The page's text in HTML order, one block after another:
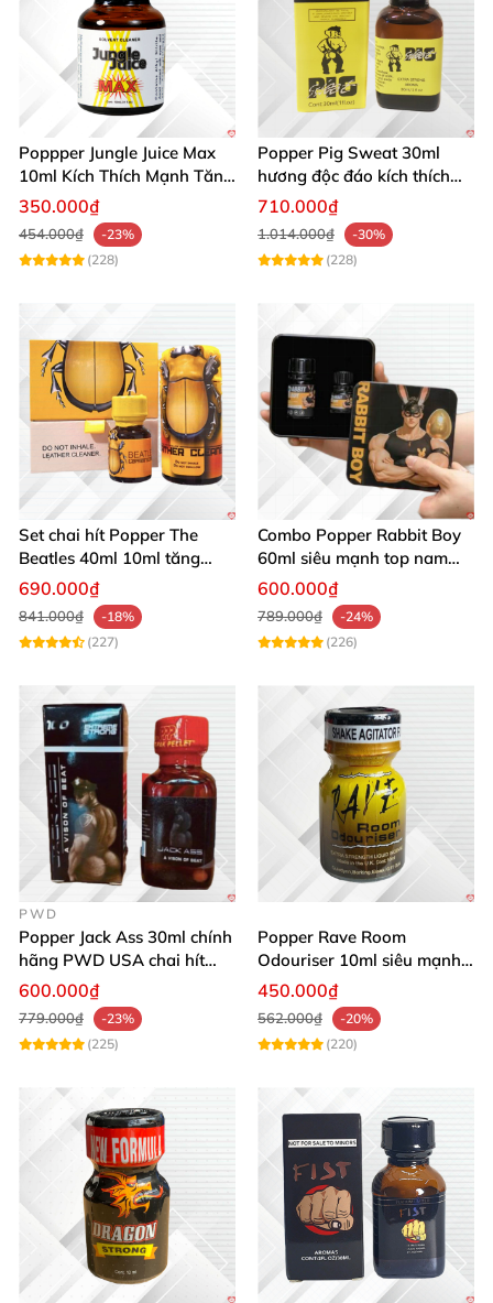
Poppper Jungle Juice Max
10ml Kích Thích Mạnh Tăng
Ham Muốn Mua Ngay
350.000₫
454.000₫
-23%
(228)
Popper Pig Sweat 30ml
hương độc đáo kích thích
mạnh mẽ sảng khoái
710.000₫
1.014.000₫
-30%
(228)
Set chai hít Popper The
Beatles 40ml 10ml tăng
khoái cảm quan hệ
690.000₫
841.000₫
-18%
(227)
Combo Popper Rabbit Boy
60ml siêu mạnh top nam
cực hưng phấn
600.000₫
789.000₫
-24%
(226)
PWD
Popper Jack Ass 30ml chính
hãng PWD USA chai hít
cao cấp an toàn
600.000₫
779.000₫
-23%
(225)
Popper Rave Room
Odouriser 10ml siêu mạnh
kích thích cảm giác tăng
khoái cảm
450.000₫
562.000₫
-20%
(220)